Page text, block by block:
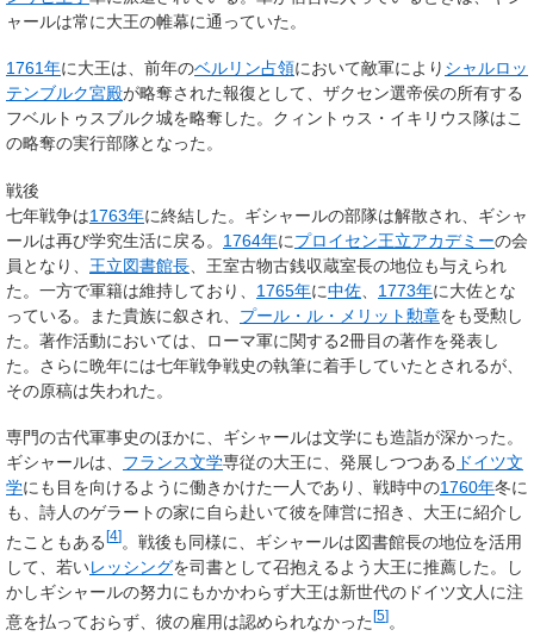
ャールは常に大王の帷幕に通っていた。
1761年に大王は、前年のベルリン占領において敵軍により シャルロッ
テンブルク宮殿が略奪された報復として、ザクセン選帝侯の所有する
フベルトゥスブルク城を略奪した。クィントゥス・イキリウス隊はこ
の略奪の実行部隊となった。
戦後
七年戦争は1763年に終結した。ギシャールの部隊は解散され、ギシャ
ールは再び学究生活に戻る。 1764年にプロイセン王立アカデミーの会
員となり、 王立図書館長 、王室古物古銭収蔵室長の地位も与えられ
た。一方で軍籍は維持しており、 1765年に中佐 1773年に大佐とな
っている。また貴族に叙され、 プール・ル・メリット勲章をも受勲し
た。著作活動においては、ローマ軍に関する2冊目の著作を発表し
た。さらに晩年には七年戦争戦史の執筆に着手していたとされるが、
その原稿は失われた。
専門の古代軍事史のほかに、ギシャールは文学にも造詣が深かった。
ギシャールは、 フランス文学専従の大王に、発展しつつある ドイツ文
学にも目を向けるように働きかけた一人であり、戦時中の1760年冬に
も、詩人のゲラートの家に自ら赴いて彼を陣営に招き、大王に紹介し
たこともある [4] 。戦後も同様に、ギシャールは図書館長の地位を活用
して、若いレッシングを司書として召抱えるよう大王に推薦した。し
かしギシャールの努力にもかかわらず大王は新世代のドイツ文人に注
意を払っておらず、彼の雇用は認められなかった [5] 。